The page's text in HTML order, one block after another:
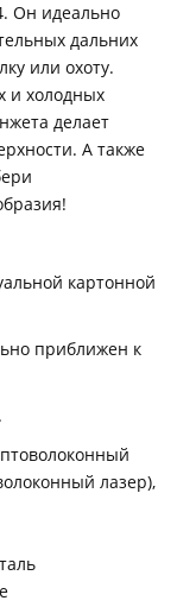
Он идеально
дальних
или охоту.
и холодных
делает
А также
картонной
приближен к
лазер),